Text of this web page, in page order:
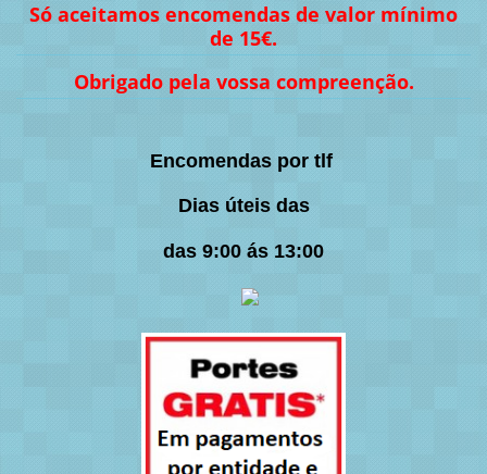
Só aceitamos encomendas de valor mínimo
de 15€.
Obrigado pela vossa compreenção.
Encomendas por tlf
Dias úteis das
das 9:00 ás 13:00